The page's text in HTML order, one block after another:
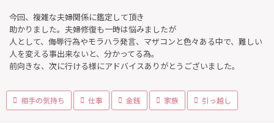
今回、複雑な夫婦関係に鑑定して頂き
助かりました。夫婦修復も一時は悩みましたが
人として、侮辱行為やモラハラ発言、マザコンと色々ある中で、難しい
人を変える事出来ないと、分かってる為。
前向きな、次に行ける様にアドバイスありがとうございました。
相手の気持ち 仕事 金銭 家族 引っ越し